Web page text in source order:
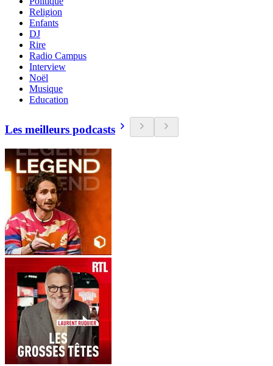
Religion
Enfants
DJ
Rire
Radio Campus
Interview
Noël
Musique
Education
Les meilleurs podcasts